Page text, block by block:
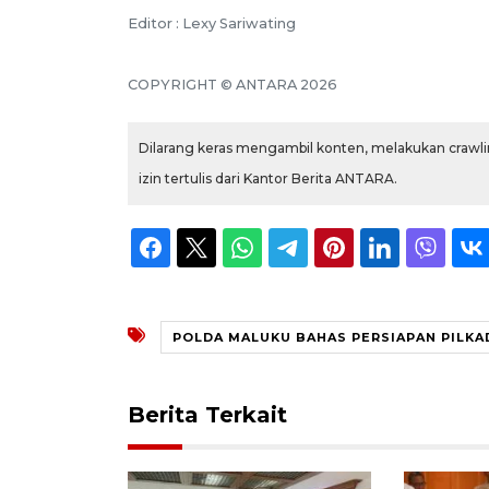
Editor : Lexy Sariwating
COPYRIGHT © ANTARA 2026
Dilarang keras mengambil konten, melakukan
izin tertulis dari Kantor Berita ANTARA.
POLDA MALUKU BAHAS PERSIAPAN
Berita Terkait